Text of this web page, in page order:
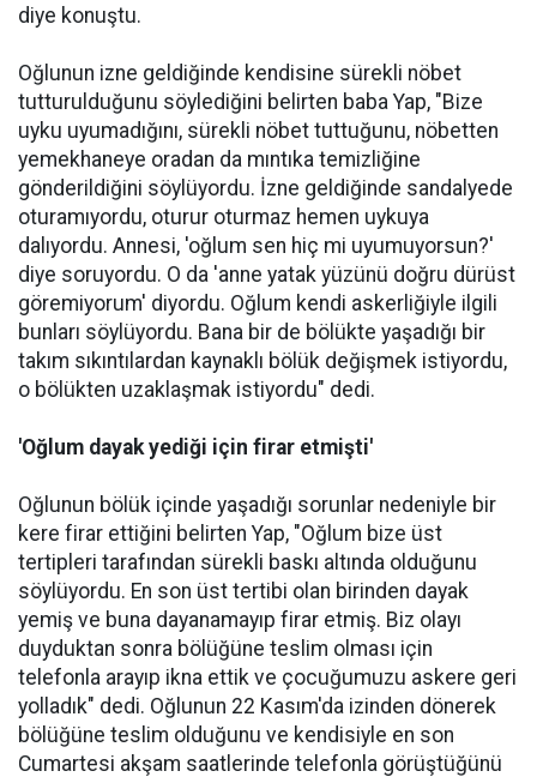
diye konuştu.
Oğlunun izne geldiğinde kendisine sürekli nöbet
tutturulduğunu söylediğini belirten baba Yap, "Bize
uyku uyumadığını, sürekli nöbet tuttuğunu, nöbetten
yemekhaneye oradan da mıntıka temizliğine
gönderildiğini söylüyordu. İzne geldiğinde sandalyede
oturamıyordu, oturur oturmaz hemen uykuya
dalıyordu. Annesi, 'oğlum sen hiç mi uyumuyorsun?'
diye soruyordu. O da 'anne yatak yüzünü doğru dürüst
göremiyorum' diyordu. Oğlum kendi askerliğiyle ilgili
bunları söylüyordu. Bana bir de bölükte yaşadığı bir
takım sıkıntılardan kaynaklı bölük değişmek istiyordu,
o bölükten uzaklaşmak istiyordu" dedi.
'Oğlum dayak yediği için firar etmişti'
Oğlunun bölük içinde yaşadığı sorunlar nedeniyle bir
kere firar ettiğini belirten Yap, "Oğlum bize üst
tertipleri tarafından sürekli baskı altında olduğunu
söylüyordu. En son üst tertibi olan birinden dayak
yemiş ve buna dayanamayıp firar etmiş. Biz olayı
duyduktan sonra bölüğüne teslim olması için
telefonla arayıp ikna ettik ve çocuğumuzu askere geri
yolladık" dedi. Oğlunun 22 Kasım'da izinden dönerek
bölüğüne teslim olduğunu ve kendisiyle en son
Cumartesi akşam saatlerinde telefonla görüştüğünü